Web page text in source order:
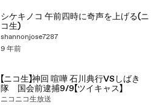
シケキノコ 午前四時に奇声を上げる(ニ
コ生)
shannonjose7287
9 年前
【ニコ生】神回 喧嘩 石川典行VSしばき
隊 国会前逮捕9/9【ツイキャス】
ニコニコ生放送